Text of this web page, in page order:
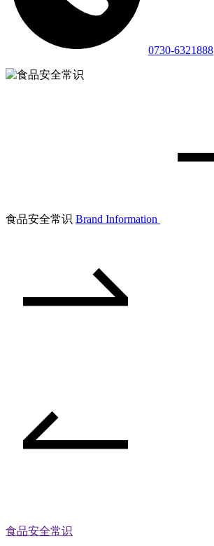
0730-6321888
食品安全常识 Brand Information
食品安全常识